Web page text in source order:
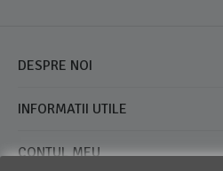
DESPRE NOI
INFORMATII UTILE
CONTUL MEU